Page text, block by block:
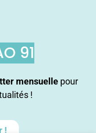
91
mensuelle pour
!
!